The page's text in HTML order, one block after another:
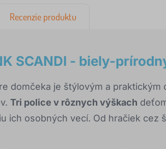
Recenzie produktu
SCANDI - biely-
domčeka je štýlovým a praktickým
Tri police v rôznych výškach
ich osobných vecí. Od hračiek cez